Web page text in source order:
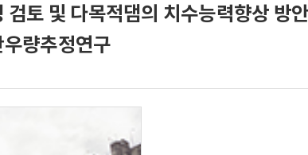
토 및 다목적댐의 치수능력향상 방
량추정연구